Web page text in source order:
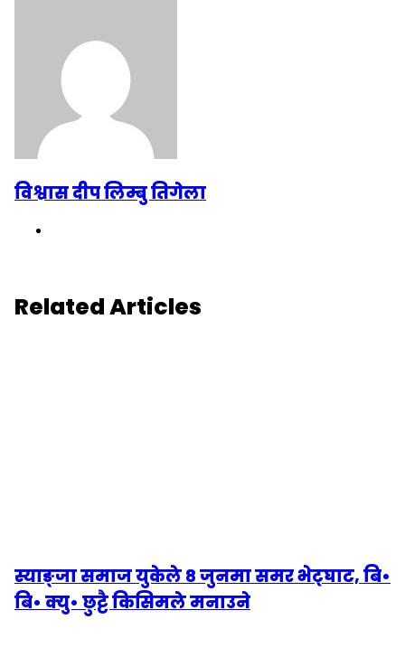
विश्वास दीप लिम्बु तिगेला
Related Articles
स्याङ्जा समाज युकेले ८ जुनमा समर भेट्घाट, बि•
बि• क्यु• छुट्टै किसिमले मनाउने